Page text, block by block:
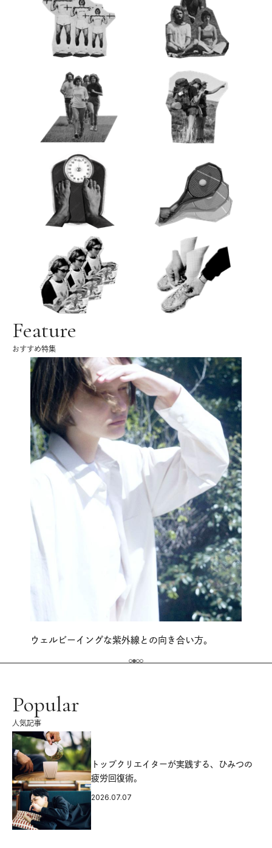
Feature
おすすめ特集
ウェルビーイングな紫外線との向き合い方。
Popular
人気記事
トップクリエイターが実践する、ひみつの
疲労回復術。
2026.07.07